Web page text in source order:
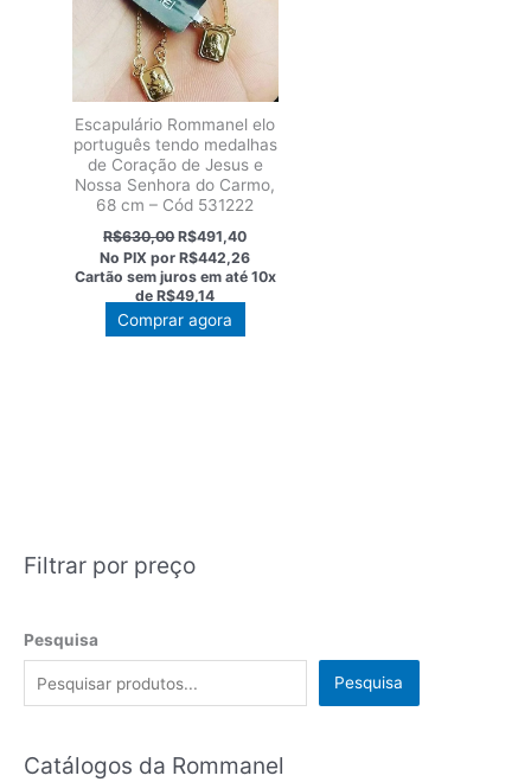
Filtrar por preço
Pesquisa
Pesquisa
Catálogos da Rommanel
Escapulário Rommanel elo
português tendo medalhas
de Coração de Jesus e
Nossa Senhora do Carmo,
68 cm – Cód 531222
R$630,00O
preço
original
era:
R$630,00.
R$491,40O
preço
atual
é:
No PIX porR$442,26
Cartão sem juros em até 10x
de R$49,14
Comprar agora